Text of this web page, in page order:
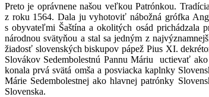
Preto je oprávnene našou veľkou Patrónkou.
z roku 1564. Dala ju vyhotoviť nábožná grófka
s obyvateľmi Šaštína a okolitých osád prichádzala
národnou svätyňou a stal sa jedným z
žiadosť slovenských biskupov pápež Pius XI.
Slovákov Sedembolestnú Pannu Máriu uctievať
konala prvá svätá omša a posviacka kaplnky
Márie Sedembolestnej ako hlavnej patrónky
Slovenska.